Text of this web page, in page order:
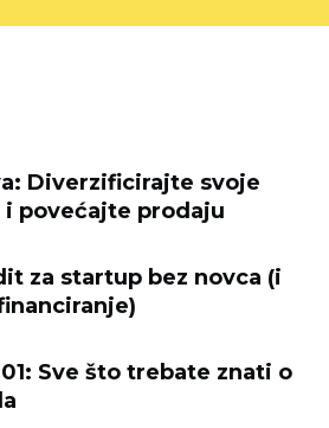
Diverzificirajte svoje
povećajte prodaju
za startup bez novca (i
Sve što trebate znati o